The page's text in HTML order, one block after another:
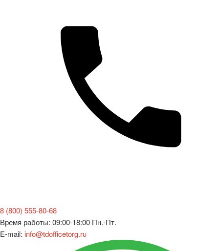
8 (800) 555-80-68
Время работы: 09:00-18:00 Пн.-Пт.
E-mail: info@tdofficetorg.ru